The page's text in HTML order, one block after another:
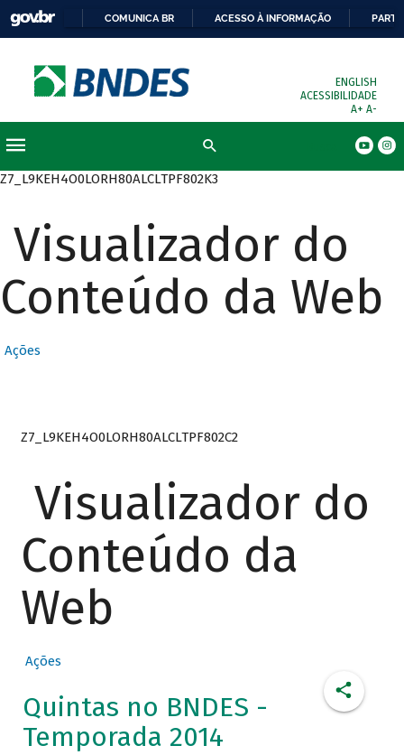
COMUNICA BR ACESSO À INFORMAÇÃO
ENGLISH
ACESSIBILIDADE
A+ A-
Z7_L9KEH4O0LORH80ALCLTPF802K3
Visualizador do
Conteúdo da Web
Ações
Z7_L9KEH4O0LORH80ALCLTPF802C2
Visualizador do
Conteúdo da
Web
Ações
Quintas no BNDES -
Temporada 2014